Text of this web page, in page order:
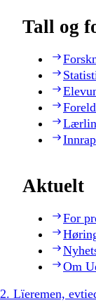
Tall og
Aktuelt
For
Om
2. Lïeremen,